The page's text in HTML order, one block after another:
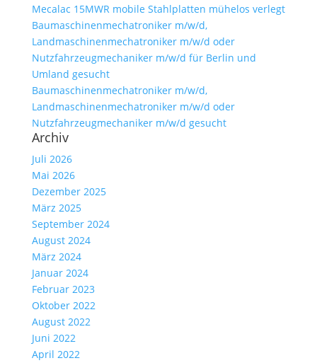
Mecalac 15MWR mobile Stahlplatten mühelos verlegt
Baumaschinenmechatroniker m/w/d,
Landmaschinenmechatroniker m/w/d oder
Nutzfahrzeugmechaniker m/w/d für Berlin und
Umland gesucht
Baumaschinenmechatroniker m/w/d,
Landmaschinenmechatroniker m/w/d oder
Nutzfahrzeugmechaniker m/w/d gesucht
Archiv
Juli 2026
Mai 2026
Dezember 2025
März 2025
September 2024
August 2024
März 2024
Januar 2024
Februar 2023
Oktober 2022
August 2022
Juni 2022
April 2022